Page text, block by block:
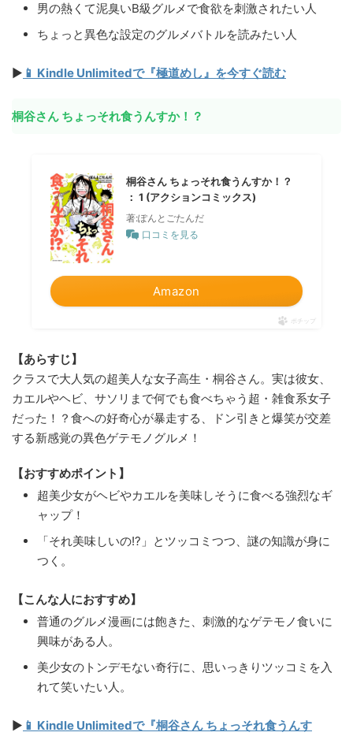
男の熱くて泥臭いB級グルメで食欲を刺激されたい人
ちょっと異色な設定のグルメバトルを読みたい人
▶ 📱 Kindle Unlimitedで『極道めし』を今すぐ読む
桐谷さん ちょっそれ食うんすか！？
桐谷さん ちょっそれ食うんすか！？
： 1 (アクションコミックス)
著:ぽんとごたんだ
口コミを見る
Amazon
ポチップ
【あらすじ】
クラスで大人気の超美人な女子高生・桐谷さん。実は彼女、
カエルやヘビ、サソリまで何でも食べちゃう超・雑食系女子
だった！？食への好奇心が暴走する、ドン引きと爆笑が交差
する新感覚の異色ゲテモノグルメ！
【おすすめポイント】
超美少女がヘビやカエルを美味しそうに食べる強烈なギ
ャップ！
「それ美味しいの!?」とツッコミつつ、謎の知識が身に
つく。
【こんな人におすすめ】
普通のグルメ漫画には飽きた、刺激的なゲテモノ食いに
興味がある人。
美少女のトンデモない奇行に、思いっきりツッコミを入
れて笑いたい人。
▶ 📱 Kindle Unlimitedで『桐谷さん ちょっそれ食うんす